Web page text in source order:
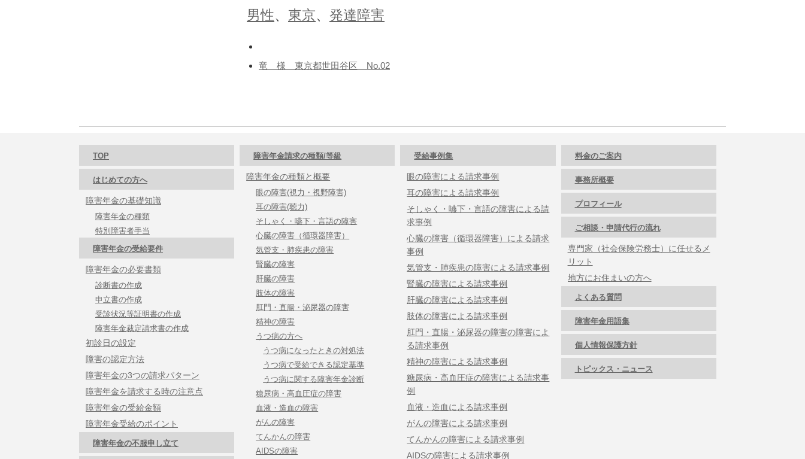
男性、 東京、 発達障害
竜 様 東京都世田谷区 No.02
TOP
はじめての方へ
障害年金の基礎知識
障害年金の種類
特別障害者手当
障害年金の受給要件
障害年金の必要書類
診断書の作成
申立書の作成
受診状況等証明書の作成
障害年金裁定請求書の作成
初診日の設定
障害の認定方法
障害年金の3つの請求パターン
障害年金を請求する時の注意点
障害年金の受給金額
障害年金受給のポイント
障害年金の不服申し立て
障害年金請求の種類/等級
障害年金の種類と概要
眼の障害(視力・視野障害)
耳の障害(聴力)
そしゃく・嚥下・言語の障害
心臓の障害（循環器障害）
気管支・肺疾患の障害
腎臓の障害
肝臓の障害
肢体の障害
肛門・直腸・泌尿器の障害
精神の障害
うつ病の方へ
うつ病になったときの対処法
うつ病で受給できる認定基準
うつ病に関する障害年金診断
糖尿病・高血圧症の障害
血液・造血の障害
がんの障害
てんかんの障害
AIDSの障害
受給事例集
眼の障害による請求事例
耳の障害による請求事例
そしゃく・嚥下・言語の障害による請
求事例
心臓の障害（循環器障害）による請求
事例
気管支・肺疾患の障害による請求事例
腎臓の障害による請求事例
肝臓の障害による請求事例
肢体の障害による請求事例
肛門・直腸・泌尿器の障害の障害によ
る請求事例
精神の障害による請求事例
糖尿病・高血圧症の障害による請求事
例
血液・造血による請求事例
がんの障害による請求事例
てんかんの障害による請求事例
AIDSの障害による請求事例
料金のご案内
事務所概要
プロフィール
ご相談・申請代行の流れ
専門家（社会保険労務士）に任せるメ
リット
地方にお住まいの方へ
よくある質問
障害年金用語集
個人情報保護方針
トピックス・ニュース